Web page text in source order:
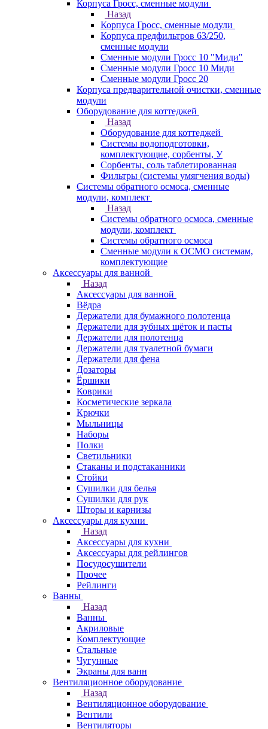
Корпуса Гросс, сменные модули
Назад
Корпуса Гросс, сменные модули
Корпуса предфильтров 63/250,
сменные модули
Сменные модули Гросс 10 "Миди"
Сменные модули Гросс 10 Миди
Сменные модули Гросс 20
Корпуса предварительной очистки, сменные
модули
Оборудование для коттеджей
Назад
Оборудование для коттеджей
Системы водоподготовки,
комплектующие, сорбенты, У
Сорбенты, соль таблетированная
Фильтры (системы умягчения воды)
Системы обратного осмоса, сменные
модули, комплект
Назад
Системы обратного осмоса, сменные
модули, комплект
Системы обратного осмоса
Сменные модули к ОСМО системам,
комплектующие
Аксессуары для ванной
Назад
Аксессуары для ванной
Вёдра
Держатели для бумажного полотенца
Держатели для зубных щёток и пасты
Держатели для полотенца
Держатели для туалетной бумаги
Держатели для фена
Дозаторы
Ёршики
Коврики
Косметические зеркала
Крючки
Мыльницы
Наборы
Полки
Светильники
Стаканы и подстаканники
Стойки
Сушилки для белья
Сушилки для рук
Шторы и карнизы
Аксессуары для кухни
Назад
Аксессуары для кухни
Аксессуары для рейлингов
Посудосушители
Прочее
Рейлинги
Ванны
Назад
Ванны
Акриловые
Комплектующие
Стальные
Чугунные
Экраны для ванн
Вентиляционное оборудование
Назад
Вентиляционное оборудование
Вентили
Вентиляторы